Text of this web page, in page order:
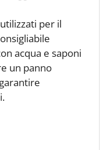
per il
acqua e saponi
un panno